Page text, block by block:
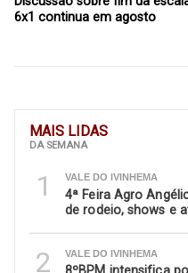
MAIS LIDAS
DA SEMANA
1 VALE DO IVINHEMA
4ª Feira Agro
de rodeio, shows e
2 VALE DO IVINHEMA
6x1 continua em agosto